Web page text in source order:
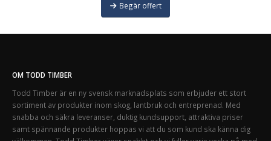
Begär offert
OM TODD TIMBER
Todd Timber är en ny svensk marknadsplats som erbjuder ett stort
sortiment av produkter inom skog, lantbruk och entreprenad. Med
snabba och säkra leveranser, duktig kundsupport, attraktiva priser
samt spännande produkter hoppas vi att du som kund ska känna dig